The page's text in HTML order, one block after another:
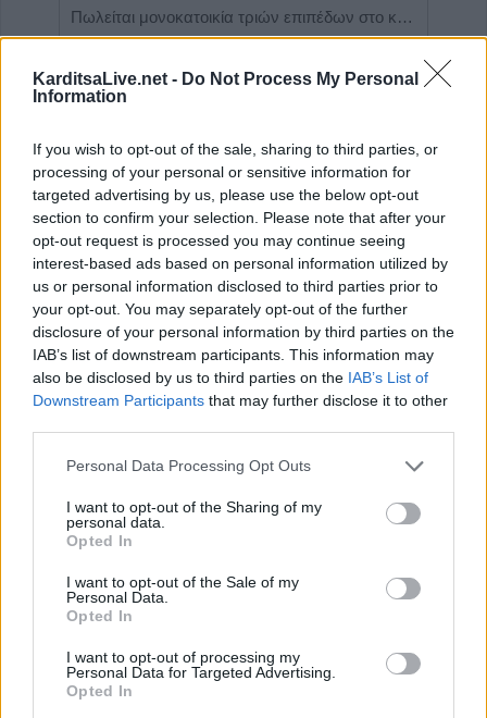
KarditsaLive.net - Do Not Process My Personal
Information
If you wish to opt-out of the sale, sharing to third parties, or
processing of your personal or sensitive information for
targeted advertising by us, please use the below opt-out
section to confirm your selection. Please note that after your
opt-out request is processed you may continue seeing
interest-based ads based on personal information utilized by
us or personal information disclosed to third parties prior to
your opt-out. You may separately opt-out of the further
disclosure of your personal information by third parties on the
IAB’s list of downstream participants. This information may
also be disclosed by us to third parties on the IAB’s List of
Downstream Participants that may further disclose it to other
Personal Data Processing Opt Outs
I want to opt-out of the Sharing of my
personal data.
Opted In
I want to opt-out of the Sale of my
Personal Data.
Opted In
I want to opt-out of processing my
Personal Data for Targeted Advertising.
Opted In
Πωλείται μονοκατοικία τριών επιπέδων στο καταπράσινο Πευκόφυτο Καρδίτσας